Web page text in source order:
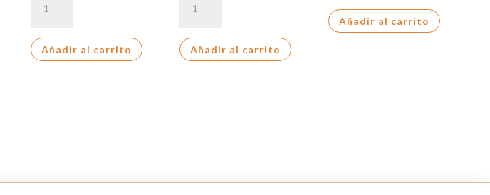
COCKTAIL
SECOS
Añadir al carrito
CACAHUETES
90Añadir al carrito
cantidad
Añadir al carrito